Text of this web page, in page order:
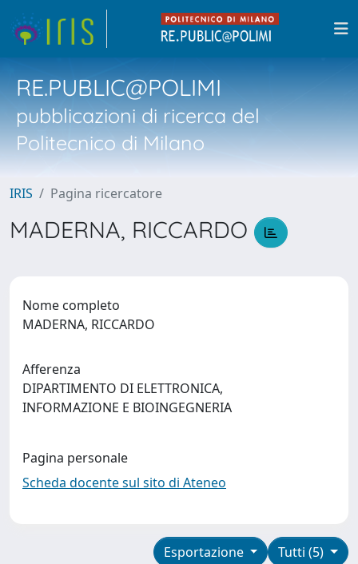
RE.PUBLIC@POLIMI
pubblicazioni di ricerca del
Politecnico di Milano
IRIS Pagina ricercatore
MADERNA, RICCARDO
Nome completo
MADERNA, RICCARDO
Afferenza
DIPARTIMENTO DI ELETTRONICA,
INFORMAZIONE E BIOINGEGNERIA
Pagina personale
Scheda docente sul sito di Ateneo
Tutti (5)
Esportazione